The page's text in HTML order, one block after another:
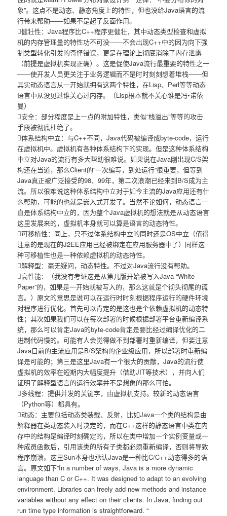
象”。这点不是动态、静态角度上的特性，但也没给Java语言的流
行带来帮助――如果不是起了反面作用。
健壮性：Java程序比C++程序更健壮，其中动态类型检查和虚拟
机的内存管理量的特性功不可没――不会出现C++中的因为向下强
制类型转化引发的奇怪错误，更是在理论上彻底消除了内存泄露
（前提是虚拟机实现正确）。这是促使Java流行最重要的特性之一
――使开发人员更关注于业务逻辑而不是时时刻刻想着堆栈――但
其实动态语言从一开始就拥有这两个特性，在Lisp、Perl等等动态
语言中从没见过谁关心过内存。（Lisp根本就不关心谁是冯•诺依
曼）
安全：部分程度是上一点的附加特性，类似“栈溢出”等等的攻击
手段被彻底杜绝了。
体系结构中立：与C++不同，Java代码被编译成byte-code，运行
在虚拟机中。虚拟机有各种体系结构下的实现。但是这种体系结构
中立对Java的流行有多大帮助很难说。如果说在Java刚出现C/S架
构还在当道，那么Client的“一次编写，到处运行”很重要，但等到
Java真正被广泛接受的98、99年，第二次浪潮已经来到B/S成为主
流。所以很难说这种体系结构中立对于如今主流的Java应用还有什
么帮助，可能的也就是嵌入式开发了。当然不论如何，动态语言一
直是体系结构中立的，因为整个Java虚拟机的想法就是从动态语言
这里发展来的，虚拟机本身就可以算是语言的动态特性。
可移植性：同上，只不过体系结构中立的同时还是OS中立（值得
注意的是现在的J2EE应用已经被绑定在应用服务器中了）同样这
种可移植性也是一种依赖虚拟机的动态特性。
解释型：毫无疑问，动态特性。不过对Java流行没有帮助。
高性能：（我没有考证这是从第几版开始被写入Java “White
Paper”的，如果是一开始就被写入的，那么这就是个彻头彻尾的谎
言。）原文的意思是说可以在运行时时刻根据程序运行的硬件环境
对程序进行优化。首先可以肯定的是这也是个依赖虚拟机的动态特
性；其次如果我们可以在每次部署的时候根据部署平台重新编译系
统，那么可以肯定Java的byte-code肯定是要比经过编译优化的二
进制代码慢的。可能有人会觉得做不到部署时重新编译，但要注意
Java目前的主流应用是B/S架构的企业级应用，所以部署时重新编
译是可能的；第三是这里Java有一个很大的贡献，Java的流行使
虚拟机的效率在短期内大幅度提升（借助JIT等技术），并向人们
证明了解释型语言的运行效率并不是想象的那么可怕。
多线程：提供并发的关键字，由虚拟机支持。较新的动态语言
（Python等）都具有。
动态：主要包括动态类装载、反射，比如Java一个类的结构是由
解释器在类动态装入时决定的，而在C++这样的静态语言中类在内
存中的结构是编译时刻确定的，所以在类中增加一个实例变量或一
种成员函数后，引用该类的所有子类都必须重新编译，否则将导致
程序崩溃。这里Sun本身也承认Java是一种比C/C++动态得多的语
言。原文如下”In a number of ways, Java is a more dynamic
language than C or C++. It was designed to adapt to an evolving
environment. Libraries can freely add new methods and instance
variables without any effect on their clients. In Java, finding out
run time type information is straightforward. “